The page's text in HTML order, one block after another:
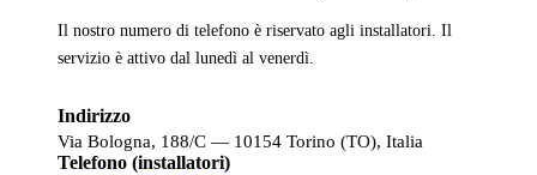
Il nostro numero di telefono è riservato agli installatori. Il
servizio è attivo dal lunedì al venerdì.
Indirizzo
Via Bologna, 188/C — 10154 Torino (TO), Italia
Telefono (installatori)